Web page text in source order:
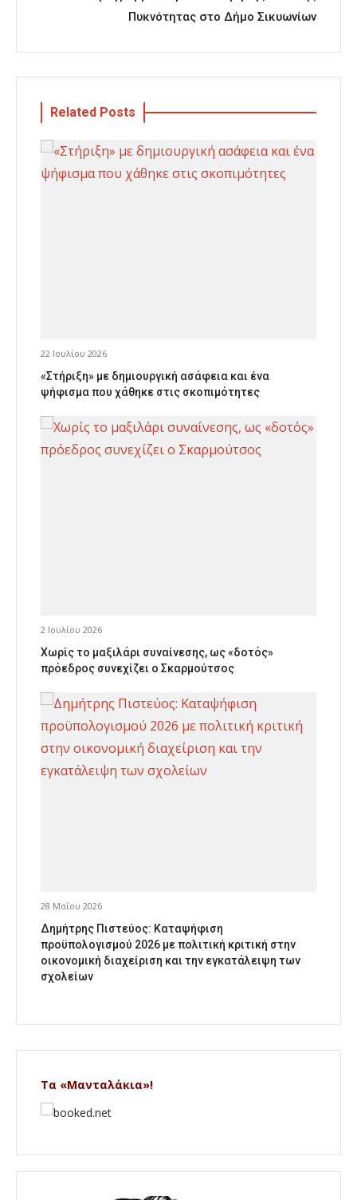
Πυκνότητας στο Δήμο Σικυωνίων
Related Posts
22 Ιουλίου 2026
«Στήριξη» με δημιουργική ασάφεια και ένα
ψήφισμα που χάθηκε στις σκοπιμότητες
2 Ιουλίου 2026
Χωρίς το μαξιλάρι συναίνεσης, ως «δοτός»
πρόεδρος συνεχίζει ο Σκαρμούτσος
28 Μαΐου 2026
Δημήτρης Πιστεύος: Καταψήφιση
προϋπολογισμού 2026 με πολιτική κριτική στην
οικονομική διαχείριση και την εγκατάλειψη των
σχολείων
Τα «Μανταλάκια»!